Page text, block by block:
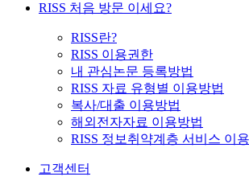
RISS 처음 방문 이세요?
RISS란?
RISS 이용권한
내 관심논문 등록방법
RISS 자료 유형별 이용방법
복사/대출 이용방법
해외전자자료 이용방법
RISS 정보취약계층 서비스 이
고객센터